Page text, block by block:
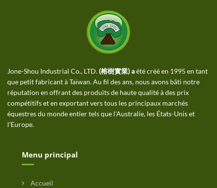
Jone-Shou Industrial Co., LTD. (榕樹實業) aété créé en 1995 en tant
que petit fabricant à Taïwan. Au fil des ans, nous avons bâti notre
réputation en offrant des produits de haute qualité à des prix
compétitifs et en exportant vers tous les principaux marchés
équestres du monde entier tels que l'Australie, les États-Unis et
l'Europe.
Menu principal
Accueil